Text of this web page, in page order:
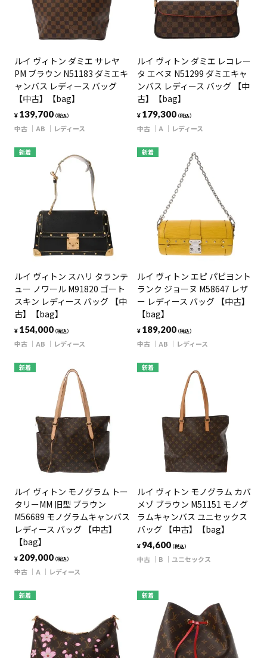
ルイ ヴィトン ダミエ サレヤ
PM ブラウン N51183 ダミエキ
ャンバス レディース バッグ
【中古】【bag】
¥ 139,700（税込）
中古 AB レディース
ルイ ヴィトン ダミエ レコレー
タ エベヌ N51299 ダミエキャ
ンバス レディース バッグ 【中
古】【bag】
¥ 179,300（税込）
中古 A レディース
新着
ルイ ヴィトン スハリ タランテ
ュー ノワール M91820 ゴート
スキン レディース バッグ 【中
古】【bag】
¥ 154,000（税込）
中古 AB レディース
新着
ルイ ヴィトン エピ パピヨント
ランク ジョーヌ M58647 レザ
ー レディース バッグ 【中古】
【bag】
¥ 189,200（税込）
中古 AB レディース
新着
ルイ ヴィトン モノグラム トー
タリーMM 旧型 ブラウン
M56689 モノグラムキャンバス
レディース バッグ 【中古】
【bag】
¥ 209,000（税込）
中古 A レディース
新着
ルイ ヴィトン モノグラム カバ
メゾ ブラウン M51151 モノグ
ラムキャンバス ユニセックス
バッグ 【中古】【bag】
¥ 94,600（税込）
中古 B ユニセックス
新着 新着